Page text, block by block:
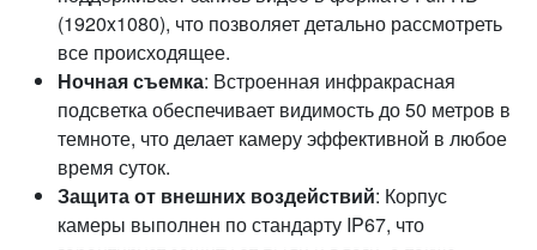
(1920x1080), что позволяет детально рассмотреть
все происходящее.
Ночная съемка: Встроенная инфракрасная
подсветка обеспечивает видимость до 50 метров в
темноте, что делает камеру эффективной в любое
время суток.
Защита от внешних воздействий: Корпус
камеры выполнен по стандарту IP67, что